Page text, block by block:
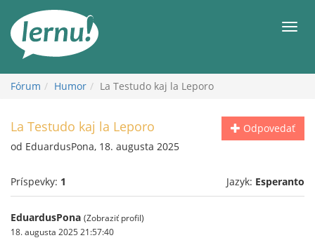
obsah
Fórum Humor La Testudo kaj la Leporo
Odpovedať
La Testudo kaj la Leporo
od EduardusPona, 18. augusta 2025
Príspevky: 1 Jazyk: Esperanto
EduardusPona (Zobraziť profil)
18. augusta 2025 21:57:40